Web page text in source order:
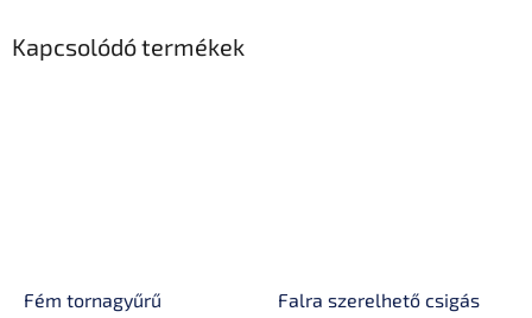
Kapcsolódó termékek
Fém tornagyűrű
Falra szerelhető csigás